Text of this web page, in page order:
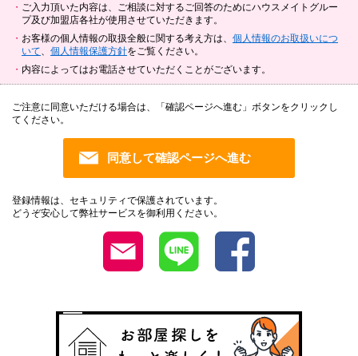
ご入力頂いた内容は、ご相談に対するご回答のためにハウスメイトグルー
プ及び加盟店各社が使用させていただきます。
お客様の個人情報の取扱全般に関する考え方は、 個人情報のお取扱いにつ
いて
個人情報保護方針をご覧ください。
内容によってはお電話させていただくことがございます。
ご注意に同意いただける場合は、「確認ページへ進む」ボタンをクリックし
てください。
登録情報は、セキュリティで保護されています。
どうぞ安心して弊社サービスを御利用ください。